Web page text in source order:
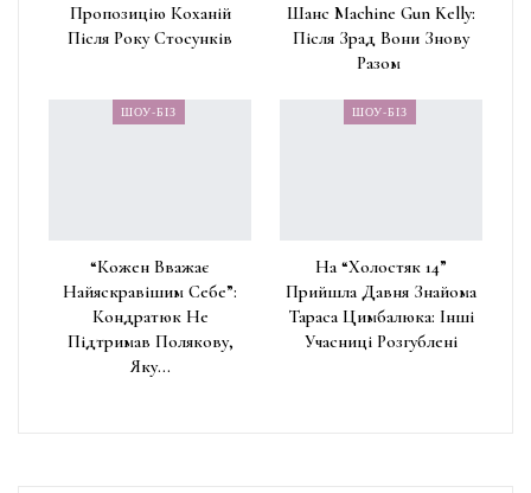
Пропозицію Коханій
Після Року Стосунків
Шанс Machine Gun Kelly:
Після Зрад Вони Знову
Разом
ШОУ-БІЗ
“Кожен Вважає
Найяскравішим Себе”:
Кондратюк Не
Підтримав Полякову,
Яку…
ШОУ-БІЗ
На “Холостяк 14”
Прийшла Давня Знайома
Тараса Цимбалюка: Інші
Учасниці Розгублені